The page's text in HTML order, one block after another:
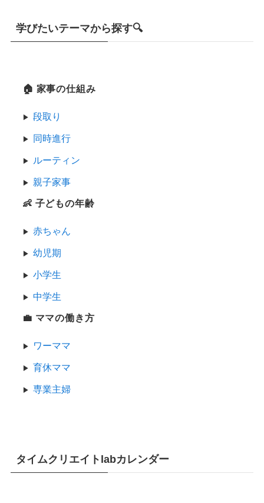
学びたいテーマから探す🔍
🏠 家事の仕組み
段取り
同時進行
ルーティン
親子家事
👶 子どもの年齢
赤ちゃん
幼児期
小学生
中学生
💼 ママの働き方
ワーママ
育休ママ
専業主婦
タイムクリエイトlabカレンダー